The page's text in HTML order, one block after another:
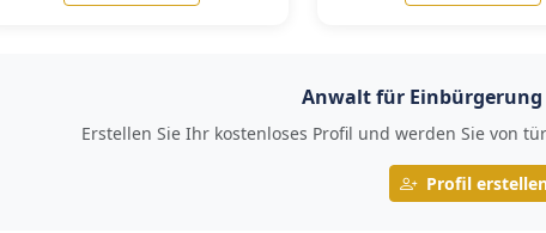
Anwalt für Einbürgerung
Erstellen Sie Ihr kostenloses Profil und werden Sie von
Profil